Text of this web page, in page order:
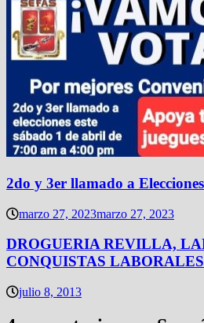
2do y 3er llamado a
marzo 27, 2023marzo 27, 2023
DROGUERIA REVILLA,
CONQUISTAS LABORALES
julio 8, 2013